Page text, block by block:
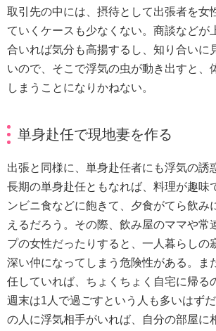
取引先の中には、摂待として出張者を女
ていくケースも少なくない。商談などが
合いれば気分も高揚するし、知り合いに
いので、そこで浮気の虫が動き出すと、
しまうことになりかねない。
単身赴任で現地妻を作る
出張と同様に、単身赴任者にも浮気の誘
長期の単身赴任ともなれば、料理が趣味
ンビニ食などに飽きて、夕食がてら飲み
えるだろう。その際、飲み屋のママや常
プの女性だったりすると、一人暮らしの
深い仲になってしまう危険性がある。ま
任していれば、ちょくちょく自宅に帰る
週末は1人で過ごすという人も多いはず
の人に浮気相手がいれば、自分の部屋に